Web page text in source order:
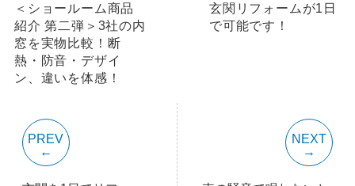
＜ショールーム商品
紹介 第二弾＞3社の内
窓を実物比較！断
熱・防音・デザイ
ン、違いを体感！
玄関リフォームが1日
で可能です！
PREV NEXT